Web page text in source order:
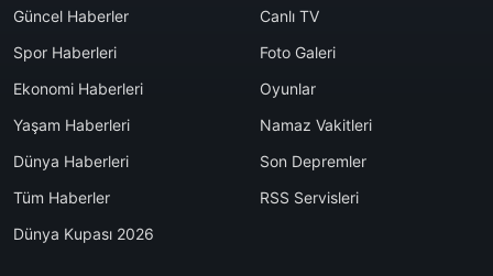
Güncel Haberler
Spor Haberleri
Ekonomi Haberleri
Yaşam Haberleri
Dünya Haberleri
Tüm Haberler
Dünya Kupası 2026
Canlı TV
Foto Galeri
Oyunlar
Namaz Vakitleri
Son Depremler
RSS Servisleri